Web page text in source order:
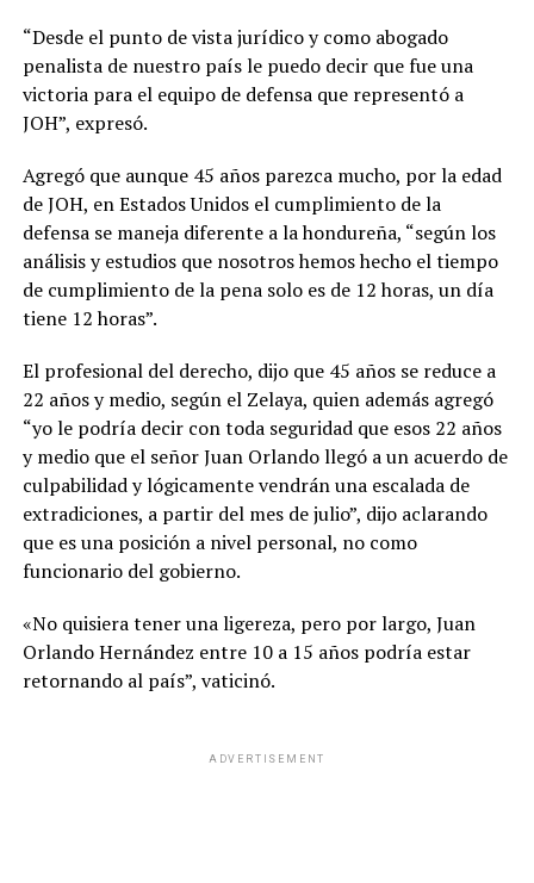
“Desde el punto de vista jurídico y como abogado
penalista de nuestro país le puedo decir que fue una
victoria para el equipo de defensa que representó a
JOH”, expresó.
Agregó que aunque 45 años parezca mucho, por la edad
de JOH, en Estados Unidos el cumplimiento de la
defensa se maneja diferente a la hondureña, “según los
análisis y estudios que nosotros hemos hecho el tiempo
de cumplimiento de la pena solo es de 12 horas, un día
tiene 12 horas”.
El profesional del derecho, dijo que 45 años se reduce a
22 años y medio, según el Zelaya, quien además agregó
“yo le podría decir con toda seguridad que esos 22 años
y medio que el señor Juan Orlando llegó a un acuerdo de
culpabilidad y lógicamente vendrán una escalada de
extradiciones, a partir del mes de julio”, dijo aclarando
que es una posición a nivel personal, no como
funcionario del gobierno.
«No quisiera tener una ligereza, pero por largo, Juan
Orlando Hernández entre 10 a 15 años podría estar
retornando al país”, vaticinó.
ADVERTISEMENT